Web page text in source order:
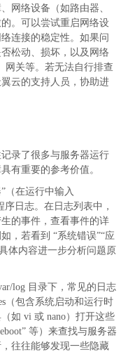
网络设备（如路由器、
。可以尝试重启网络设
连接的稳定性。如果问
松动、损坏，以及网络
网关等。若无法自行排查
云的支持人员，协助进
录了很多与服务器运行
有重要的参考价值。
（在运行中输入
序日志。在日志列表中，
的事件，查看事件的详
，若看到 “系统错误”“应
体内容进一步分析问题原
log 目录下，常见的日志
（包含系统启动和运行时
如 vi 或 nano）打开这些
等）来查找与服务器
往往能够发现一些隐藏